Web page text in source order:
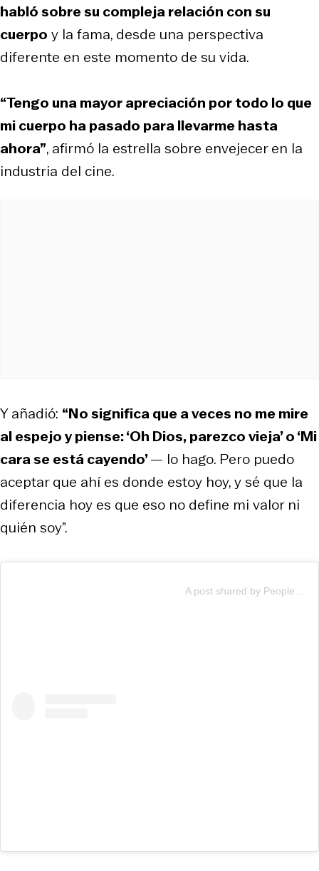
habló sobre su compleja relación con su
cuerpo y la fama, desde una perspectiva
diferente en este momento de su vida.
“Tengo una mayor apreciación por todo lo que
mi cuerpo ha pasado para llevarme hasta
ahora”, afirmó la estrella sobre envejecer en la
industria del cine.
Y añadió: “No significa que a veces no me mire
al espejo y piense: ‘Oh Dios, parezco vieja’ o ‘Mi
cara se está cayendo’— lo hago. Pero puedo
aceptar que ahí es donde estoy hoy, y sé que la
diferencia hoy es que eso no define mi valor ni
quién soy”.